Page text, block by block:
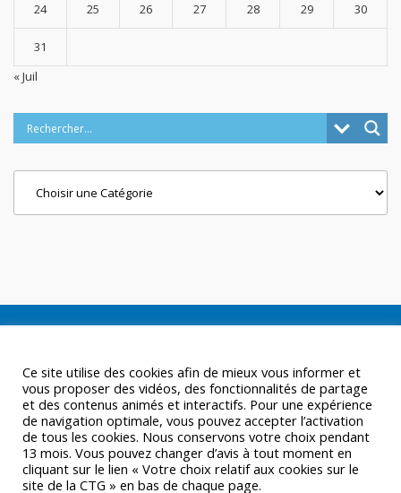
24 25 26 27 28 29 30
31
« Juil
Ce site utilise des cookies afin de mieux vous informer et
vous proposer des vidéos, des fonctionnalités de partage
et des contenus animés et interactifs. Pour une expérience
de navigation optimale, vous pouvez accepter l’activation
de tous les cookies. Nous conservons votre choix pendant
13 mois. Vous pouvez changer d’avis à tout moment en
cliquant sur le lien « Votre choix relatif aux cookies sur le
site de la CTG » en bas de chaque page.